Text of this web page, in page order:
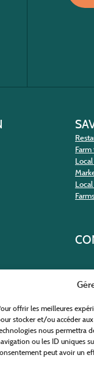
offrir les meilleures
stocker et/ou accéder
nous permettra
ou les ID uniques
peut avoir un